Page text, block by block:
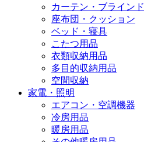
カーテン・ブラインド
座布団・クッション
ベッド・寝具
こたつ用品
衣類収納用品
多目的収納用品
空間収納
家電・照明
エアコン・空調機器
冷房用品
暖房用品